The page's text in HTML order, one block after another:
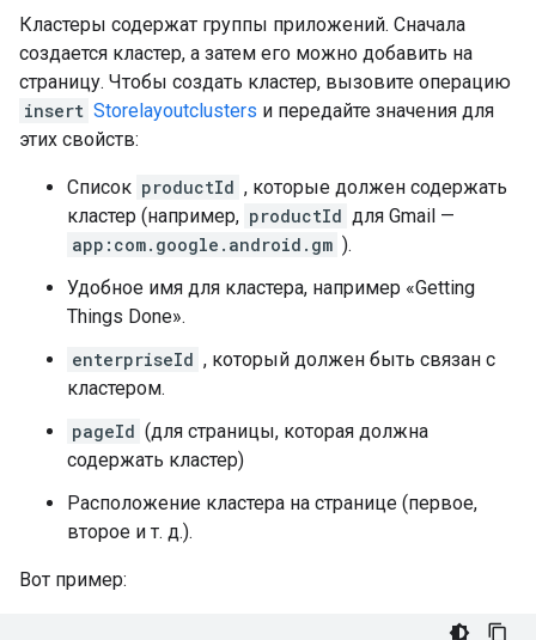
Кластеры содержат группы приложений. Сначала
создается кластер, а затем его можно добавить на
страницу. Чтобы создать кластер, вызовите операцию
insert Storelayoutclusters и передайте значения для
этих свойств:
Список productId , которые должен содержать
кластер (например, productId для Gmail —
app:com.google.android.gm ).
Удобное имя для кластера, например «Getting
Things Done».
enterpriseId , который должен быть связан с
кластером.
pageId (для страницы, которая должна
содержать кластер)
Расположение кластера на странице (первое,
второе и т. д.).
Вот пример: